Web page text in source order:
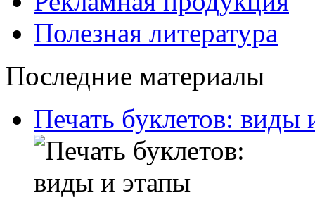
Полезная литература
Последние материалы
Печать буклетов: виды